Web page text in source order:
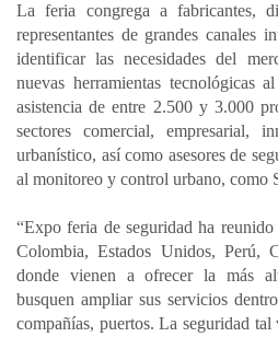
La feria congrega a fabricantes,
representantes de grandes canales
identificar las necesidades del
nuevas herramientas tecnológicas
asistencia de entre 2.500 y 3.000
sectores comercial, empresarial,
urbanístico, así como asesores de
al monitoreo y control urbano, como
“Expo feria de seguridad ha
Colombia, Estados Unidos, Perú,
donde vienen a ofrecer la más
busquen ampliar sus servicios
compañías, puertos. La seguridad